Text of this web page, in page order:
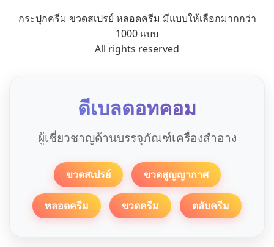
กระปุกครีม ขวดสเปรย์ หลอดครีม มีแบบให้เลือกมากกว่า
1000 แบบ
All rights reserved
ดีเบลดอทคอม
ผู้เชี่ยวชาญด้านบรรจุภัณฑ์เครื่องสำอาง
ขวดสเปรย์ ขวดสูญญากาศ
หลอดครีม ขวดครีม ตลับครีม